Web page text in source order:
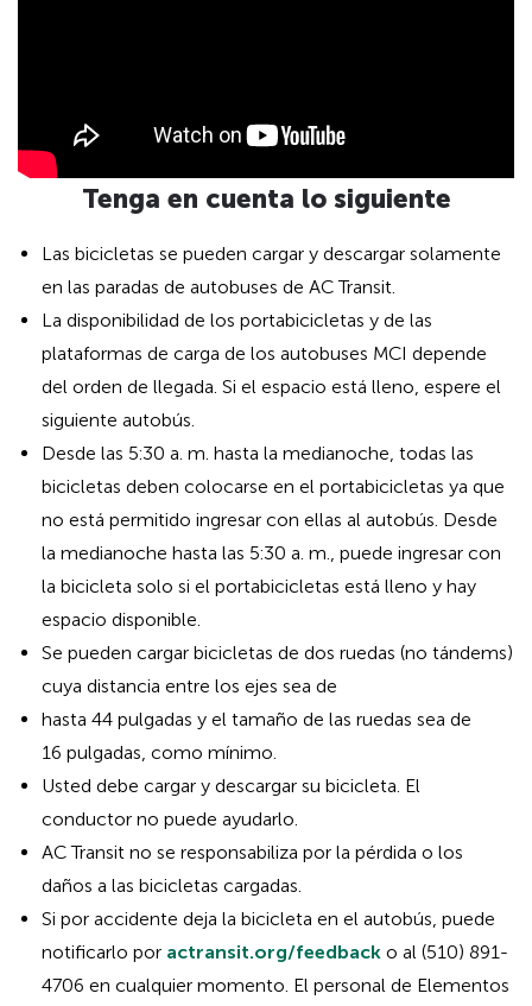
Tenga en cuenta lo siguiente
Las bicicletas se pueden cargar y descargar solamente
en las paradas de autobuses de AC Transit.
La disponibilidad de los portabicicletas y de las
plataformas de carga de los autobuses MCI depende
del orden de llegada. Si el espacio está lleno, espere el
siguiente autobús.
Desde las 5:30 a. m. hasta la medianoche, todas las
bicicletas deben colocarse en el portabicicletas ya que
no está permitido ingresar con ellas al autobús. Desde
la medianoche hasta las 5:30 a. m., puede ingresar con
la bicicleta solo si el portabicicletas está lleno y hay
espacio disponible.
Se pueden cargar bicicletas de dos ruedas (no tándems)
cuya distancia entre los ejes sea de
hasta 44 pulgadas y el tamaño de las ruedas sea de
16 pulgadas, como mínimo.
Usted debe cargar y descargar su bicicleta. El
conductor no puede ayudarlo.
AC Transit no se responsabiliza por la pérdida o los
daños a las bicicletas cargadas.
Si por accidente deja la bicicleta en el autobús, puede
notificarlo por actransit.org/feedback o al (510) 891-
4706 en cualquier momento. El personal de Elementos